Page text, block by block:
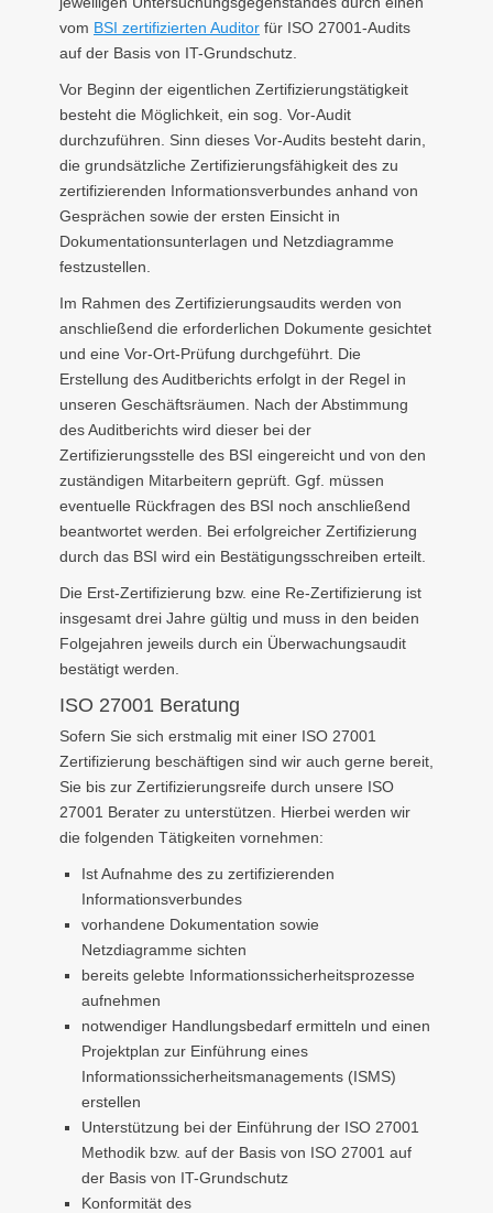
vom BSI zertifizierten Auditor für ISO 27001-Audits
auf der Basis von IT-Grundschutz.
Vor Beginn der eigentlichen Zertifizierungstätigkeit
besteht die Möglichkeit, ein sog. Vor-Audit
durchzuführen. Sinn dieses Vor-Audits besteht darin,
die grundsätzliche Zertifizierungsfähigkeit des zu
zertifizierenden Informationsverbundes anhand von
Gesprächen sowie der ersten Einsicht in
Dokumentationsunterlagen und Netzdiagramme
festzustellen.
Im Rahmen des Zertifizierungsaudits werden von
anschließend die erforderlichen Dokumente gesichtet
und eine Vor-Ort-Prüfung durchgeführt. Die
Erstellung des Auditberichts erfolgt in der Regel in
unseren Geschäftsräumen. Nach der Abstimmung
des Auditberichts wird dieser bei der
Zertifizierungsstelle des BSI eingereicht und von den
zuständigen Mitarbeitern geprüft. Ggf. müssen
eventuelle Rückfragen des BSI noch anschließend
beantwortet werden. Bei erfolgreicher Zertifizierung
durch das BSI wird ein Bestätigungsschreiben erteilt.
Die Erst-Zertifizierung bzw. eine Re-Zertifizierung ist
insgesamt drei Jahre gültig und muss in den beiden
Folgejahren jeweils durch ein Überwachungsaudit
bestätigt werden.
ISO 27001 Beratung
Sofern Sie sich erstmalig mit einer ISO 27001
Zertifizierung beschäftigen sind wir auch gerne bereit,
Sie bis zur Zertifizierungsreife durch unsere ISO
27001 Berater zu unterstützen. Hierbei werden wir
die folgenden Tätigkeiten vornehmen:
Ist Aufnahme des zu zertifizierenden
Informationsverbundes
vorhandene Dokumentation sowie
Netzdiagramme sichten
bereits gelebte Informationssicherheitsprozesse
aufnehmen
notwendiger Handlungsbedarf ermitteln und einen
Projektplan zur Einführung eines
Informationssicherheitsmanagements (ISMS)
erstellen
Unterstützung bei der Einführung der ISO 27001
Methodik bzw. auf der Basis von ISO 27001 auf
der Basis von IT-Grundschutz
Konformität des